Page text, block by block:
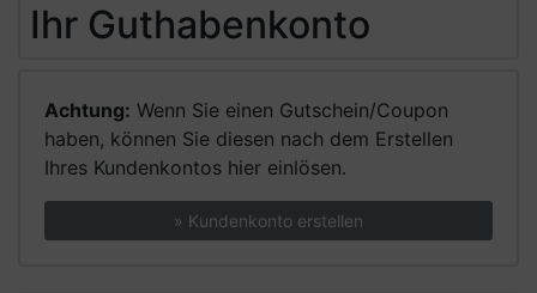
Ihr Guthabenkonto
Achtung: Wenn Sie einen Gutschein/Coupon
haben, können Sie diesen nach dem Erstellen
Ihres Kundenkontos hier einlösen.
» Kundenkonto erstellen